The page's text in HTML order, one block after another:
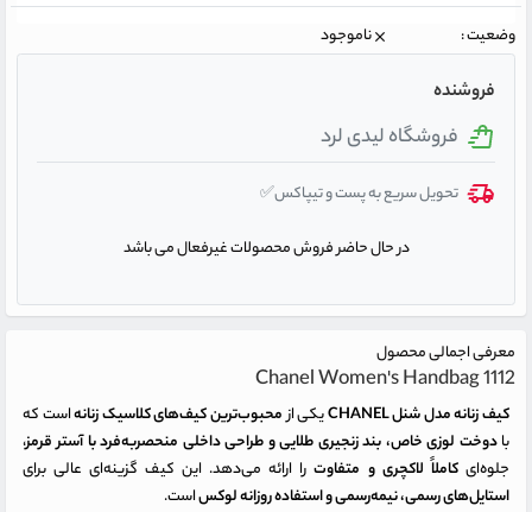
وضعیت : ناموجود
فروشنده
فروشگاه لیدی لرد
تحویل سریع به پست و تیپاکس✅
در حال حاضر فروش محصولات غیرفعال می باشد
معرفی اجمالی محصول
Chanel Women's Handbag 1112
کیف زنانهمدل شنل CHANEL یکی ازمحبوب‌ترین کیف‌های کلاسیک زنانهاست که
بادوخت لوزی خاص، بند زنجیری طلایی و طراحی داخلی منحصربه‌فرد با آستر قرمز،
جلوه‌ایکاملاً لاکچری و متفاوترا ارائه می‌دهد. این کیف گزینه‌ای عالی برای
استایل‌های رسمی، نیمه‌رسمی و استفاده روزانه لوکساست.